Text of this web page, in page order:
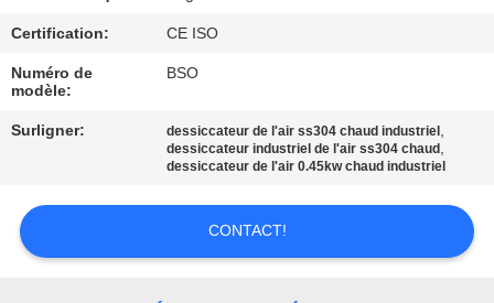
CONTRÔLE
DE
QUALITÉ
CONTACTEZ-
NOUS
Certification: CE ISO
Numéro de
modèle:
BSO
Surligner: dessiccateur de l'air ss304 chaud industriel ,
dessiccateur industriel de l'air ss304 chaud ,
dessiccateur de l'air 0.45kw chaud industriel
CONTACT!